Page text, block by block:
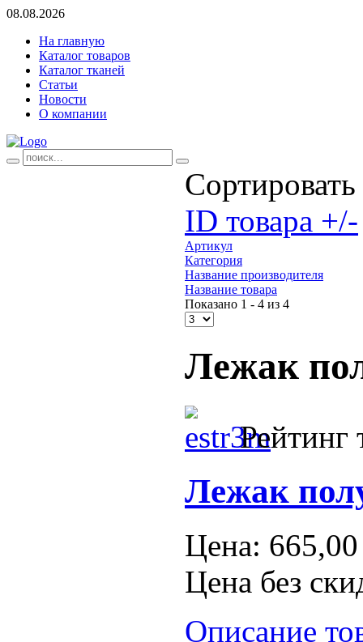
08.08.2026
На главную
Каталог товаров
Каталог тканей
Статьи
Новости
О компании
ID товара +/-
Артикул
Категория
Название производителя
Название товара
Показано 1 - 4 из 4
Лежак
Рейтинг
Лежак
Цена:
Цена без
Описание